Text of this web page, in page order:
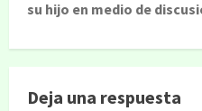
su hijo en medio de
Deja una respuesta